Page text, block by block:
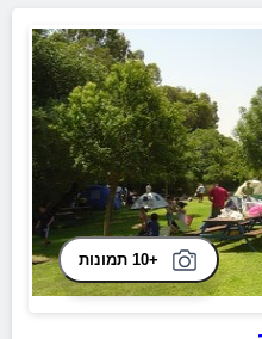
+10 תמונות